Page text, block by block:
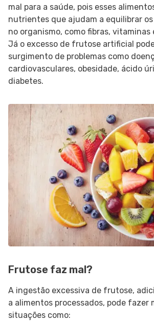
mal para a saúde, pois esses
nutrientes que ajudam a equilibrar
no organismo, como fibras,
Já o excesso de frutose artificial
surgimento de problemas como
cardiovasculares, obesidade, ácido
diabetes.
Frutose faz mal?
A ingestão excessiva de frutose,
a alimentos processados, pode fazer
situações como: